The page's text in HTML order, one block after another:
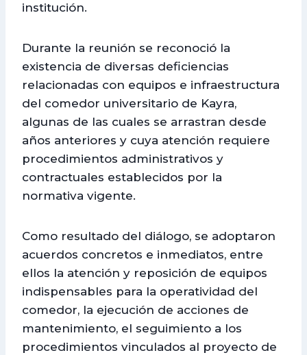
institución.
Durante la reunión se reconoció la
existencia de diversas deficiencias
relacionadas con equipos e infraestructura
del comedor universitario de Kayra,
algunas de las cuales se arrastran desde
años anteriores y cuya atención requiere
procedimientos administrativos y
contractuales establecidos por la
normativa vigente.
Como resultado del diálogo, se adoptaron
acuerdos concretos e inmediatos, entre
ellos la atención y reposición de equipos
indispensables para la operatividad del
comedor, la ejecución de acciones de
mantenimiento, el seguimiento a los
procedimientos vinculados al proyecto de